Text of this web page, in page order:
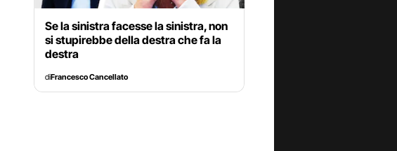
Se la sinistra facesse la sinistra, non
si stupirebbe della destra che fa la
destra
diFrancesco Cancellato